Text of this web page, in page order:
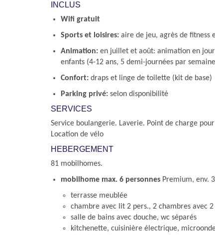
INCLUS
Wifi gratuit
Sports et loisires: aire de jeu, agrès de fitness
Animation: en juillet et août: animation en
enfants (4-12 ans, 5 demi-journées par
Confort: draps et linge de toilette (kit de base)
Parking privé: selon disponibilité
SERVICES
Service boulangerie. Laverie. Point de charge
Location de vélo
HEBERGEMENT
81 mobilhomes.
mobilhome max. 6 personnes Premium, env.
terrasse meublée
chambre avec lit 2 pers., 2 chambres avec
salle de bains avec douche, wc séparés
kitchenette, cuisinière électrique,